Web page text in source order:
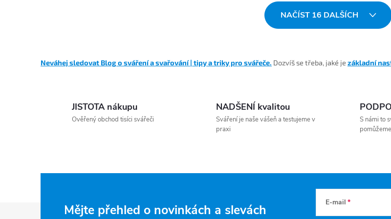
NAČÍST 16 DALŠÍCH
Neváhej sledovat Blog o sváření a svařování | tipy a triky pro svářeče. Dozvíš se třeba, jaké je základní
JISTOTA nákupu
Ověřený obchod tisíci svářeči
NADŠENÍ kvalitou
Sváření je naše vášeň a testujeme v
praxi
S námi to
pomůžeme
Mějte přehled o novinkách a slevách E-mail